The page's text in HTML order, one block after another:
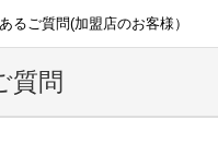
るご質問(加盟店のお客様）
質問